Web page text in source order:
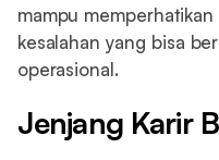
mampu
kesalahan yang bisa
operasional.
Jenjang Karir